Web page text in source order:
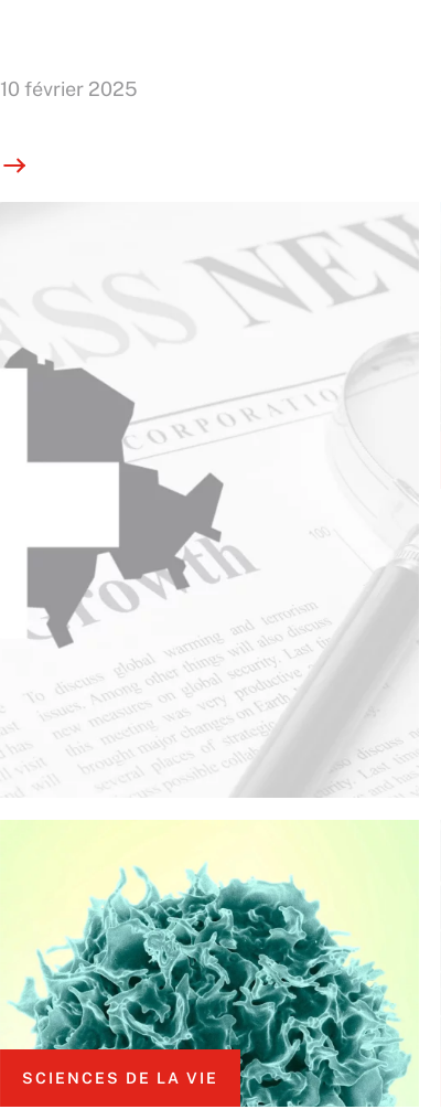
10 février 2025
SCIENCES DE LA VIE